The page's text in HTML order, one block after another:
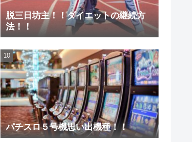
脱三日坊主！！ダイエットの継続方
法！！
パチスロ５号機思い出機種！！